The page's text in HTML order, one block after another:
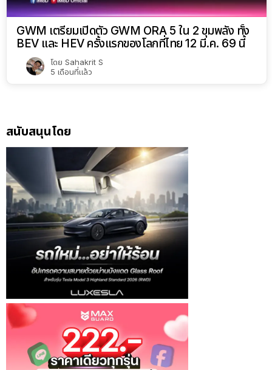
GWM เตรียมเปิดตัว GWM ORA 5 ใน 2 ขุมพลัง ทั้ง
BEV และ HEV ครั้งแรกของโลกที่ไทย 12 มี.ค. 69 นี้
โดย Sahakrit S
5 เดือนที่แล้ว
สนับสนุนโดย